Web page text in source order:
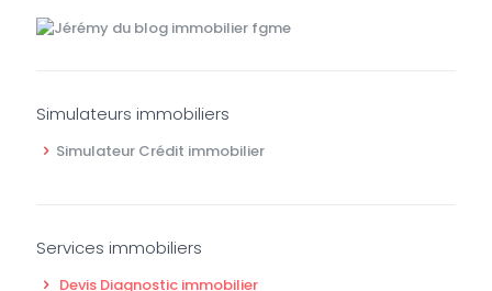
Simulateurs immobiliers
Simulateur Crédit immobilier
Services immobiliers
Devis Diagnostic immobilier